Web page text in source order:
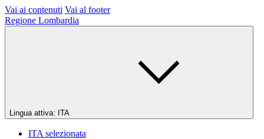
Vai ai contenuti Vai al footer
Regione Lombardia
Lingua attiva: ITA
ITA selezionata